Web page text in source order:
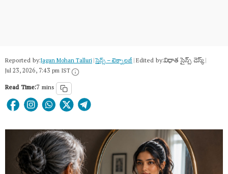
Reported by:Jagan Mohan Talluri|సైన్స్​ – టెక్నాలజీ|Edited by:విధాత సైన్స్ డెస్క్|
Jul 23, 2026, 7:43 pm IST
Read Time:7 mins